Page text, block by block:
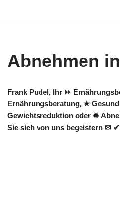
Abnehmen
Frank Pudel, Ihr ⏩
Ernährungsberatung, ★
Gewichtsreduktion oder ✹
Sie sich von uns begeistern ✉